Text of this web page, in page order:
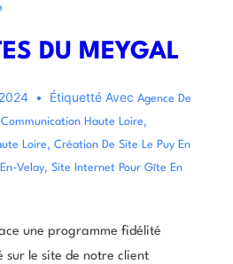
DU MEYGAL
Étiquetté AvecAgence De
Haute Loire,
Loire, Création De Site Le Puy En
Velay, Site Internet Pour Gîte En
une programme fidélité
sur le site de notre client